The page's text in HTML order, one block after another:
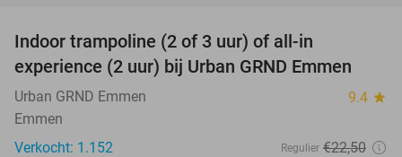
Indoor trampoline (2 of 3 uur) of all-in
experience (2 uur) bij Urban GRND Emmen
Urban GRND Emmen 9.4 star
Emmen
Verkocht: 1.152
Regulier €22,50